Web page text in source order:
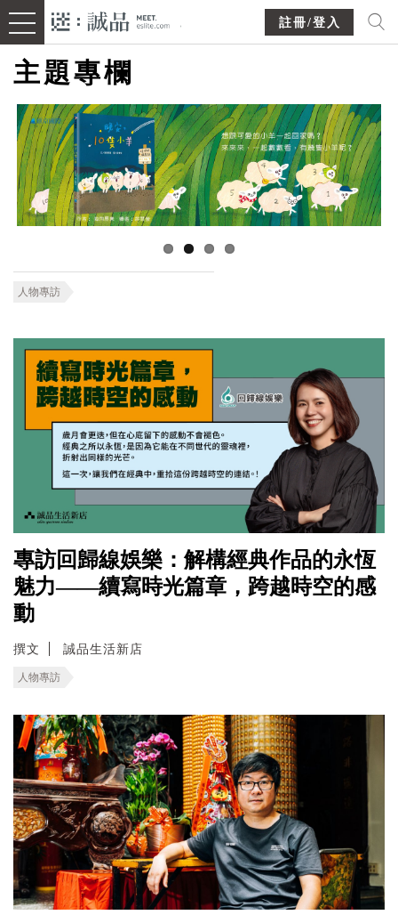
註冊/登入
主題專欄
人物專訪
專訪回歸線娛樂：解構經典作品的永恆
魅力——續寫時光篇章，跨越時空的感
動
撰文 誠品生活新店
人物專訪